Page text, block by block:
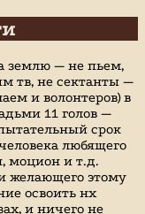
землю — не пьем,
тв, не сектанты —
и волонтеров) в
11 голов —
срок
любящего
моцион и т.д.
желающего этому
освоить нх
и ничего не